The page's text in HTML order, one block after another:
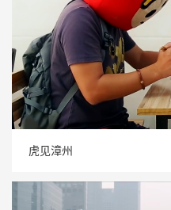
虎见漳州
虎见漳州